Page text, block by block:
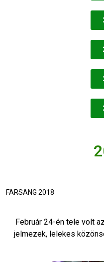
FARSANG 2018
Február 24-én tele volt
jelmezek, lelekes